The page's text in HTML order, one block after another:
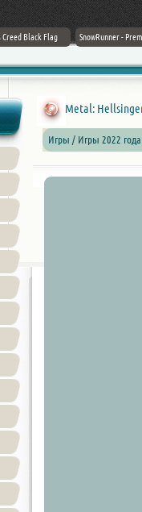
Creed Black Flag
SnowRunner -
Metal: Hellsinger
Игры / Игры 2022